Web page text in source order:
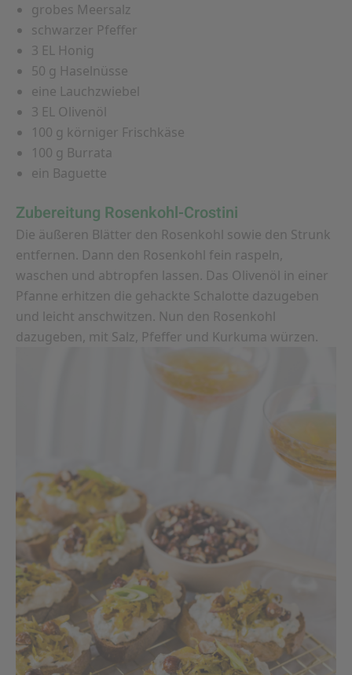
grobes Meersalz
schwarzer Pfeffer
3 EL Honig
50 g Haselnüsse
eine Lauchzwiebel
3 EL Olivenöl
100 g körniger Frischkäse
100 g Burrata
ein Baguette
Zubereitung Rosenkohl-Crostini
Die äußeren Blätter den Rosenkohl sowie den Strunk
entfernen. Dann den Rosenkohl fein raspeln,
waschen und abtropfen lassen. Das Olivenöl in einer
Pfanne erhitzen die gehackte Schalotte dazugeben
und leicht anschwitzen. Nun den Rosenkohl
dazugeben, mit Salz, Pfeffer und Kurkuma würzen.